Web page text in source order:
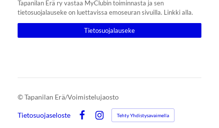
Tapanilan Erä ry vastaa MyClubin toiminnasta ja sen
tietosuojalauseke on luettavissa emoseuran sivuilla. Linkki alla.
Tietosuojalauseke
©Tapanilan Erä/Voimistelujaosto
Tietosuojaseloste
Instagram
Tehty Yhdistysavaimella